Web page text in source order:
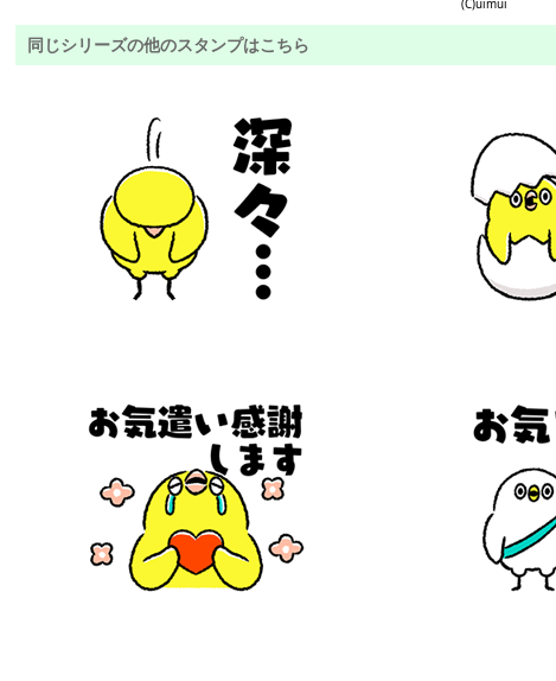
(C)uimui
同じシリーズの他のスタンプはこちら